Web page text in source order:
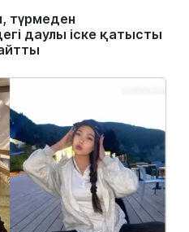
түрмеден
даулы іске қатысты